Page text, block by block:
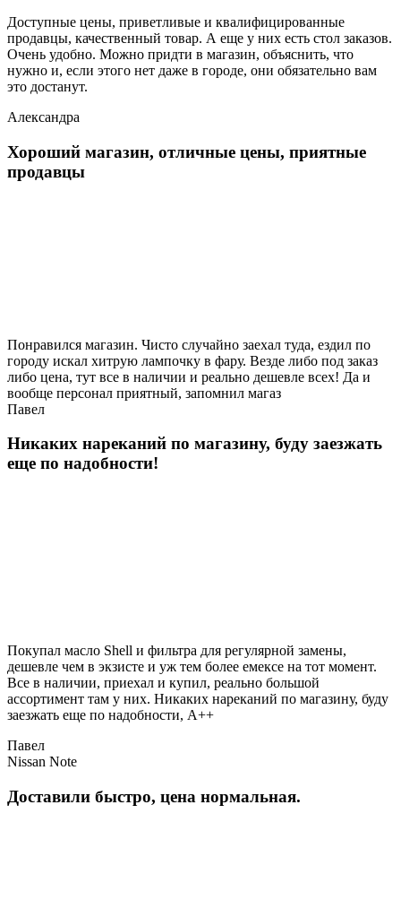
Доступные цены, приветливые и квалифицированные
продавцы, качественный товар. А еще у них есть стол заказов.
Очень удобно. Можно придти в магазин, объяснить, что
нужно и, если этого нет даже в городе, они обязательно вам
это достанут.
Александра
Хороший магазин, отличные цены, приятные
продавцы
Понравился магазин. Чисто случайно заехал туда, ездил по
городу искал хитрую лампочку в фару. Везде либо под заказ
либо цена, тут все в наличии и реально дешевле всех! Да и
вообще персонал приятный, запомнил магаз
Павел
Никаких нареканий по магазину, буду заезжать
еще по надобности!
Покупал масло Shell и фильтра для регулярной замены,
дешевле чем в экзисте и уж тем более емексе на тот момент.
Все в наличии, приехал и купил, реально большой
ассортимент там у них. Никаких нареканий по магазину, буду
заезжать еще по надобности, A++
Павел
Nissan Note
Доставили быстро, цена нормальная.